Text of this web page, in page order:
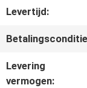
VERZOEK
Levertijd:
Levering
vermogen: